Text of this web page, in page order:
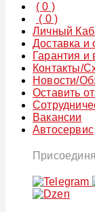
(0 )
( 0)
Личный
Доставка и
Гарантия и
Контакты/
Новости/
Оставить
Вакансии
Автосервис